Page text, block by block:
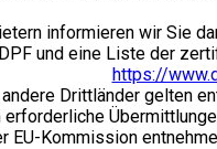
informieren wir Sie
und eine Liste der
https://
Drittländer gelten
EU-Kommission